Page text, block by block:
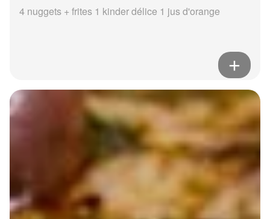
4 nuggets + frites 1 kinder délice 1 jus d'orange